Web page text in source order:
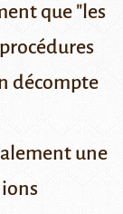
que "les
décompte
une